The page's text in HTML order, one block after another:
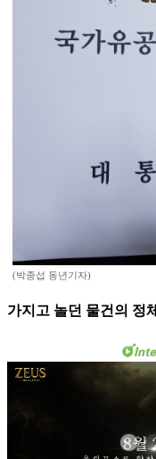
(박종섭 동년기자)
가지고 놀던 물건의 정체